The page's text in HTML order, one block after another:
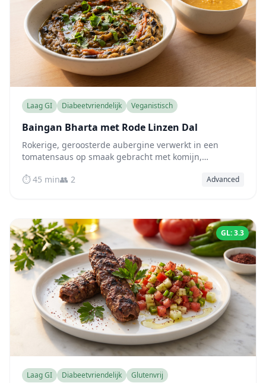
Laag GI Diabeetvriendelijk Veganistisch
Baingan Bharta met Rode Linzen Dal
Rokerige, geroosterde aubergine verwerkt in een
tomatensaus op smaak gebracht met komijn,
van nature laag-glycemische Indiase maaltijd.
⏱️ 45 min👥 2 Advanced
GL: 3.3
Laag GI Diabeetvriendelijk Glutenvrij